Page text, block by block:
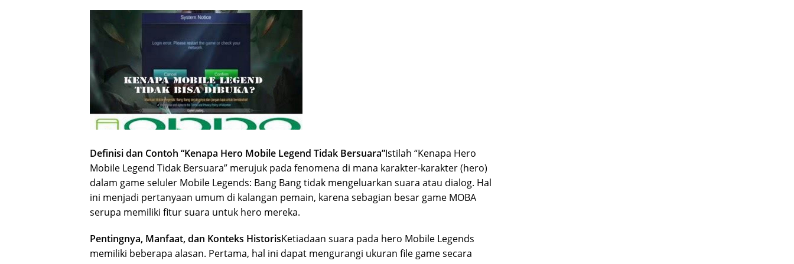
Definisi dan Contoh “Kenapa Hero Mobile Legend Tidak Bersuara”Istilah “Kenapa Hero
Mobile Legend Tidak Bersuara” merujuk pada fenomena di mana karakter-karakter (hero)
dalam game seluler Mobile Legends: Bang Bang tidak mengeluarkan suara atau dialog. Hal
ini menjadi pertanyaan umum di kalangan pemain, karena sebagian besar game MOBA
serupa memiliki fitur suara untuk hero mereka.
Pentingnya, Manfaat, dan Konteks HistorisKetiadaan suara pada hero Mobile Legends
memiliki beberapa alasan. Pertama, hal ini dapat mengurangi ukuran file game secara